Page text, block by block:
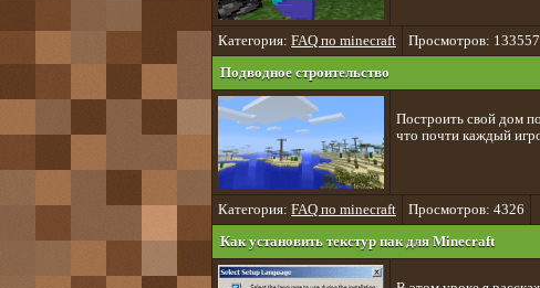
Категория: FAQ по minecraft
Просмотров: 133557
Подводное строительство
Построить свой дом
что почти каждый
Категория: FAQ по minecraft
Просмотров: 4326
Как установить текстур пак для Minecraft